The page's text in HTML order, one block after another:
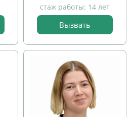
прием
детей
стаж работы: 14 лет
Вызвать